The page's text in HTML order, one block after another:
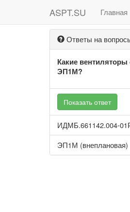
ASPT.SU Главная
Ответы на
Какие
ЭП1М?
Показать ответ
ИДМБ.661142.004-
ЭП1М (внеплановая)